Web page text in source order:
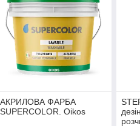
АКРИЛОВА ФАРБА
SUPERCOLOR. Oikos